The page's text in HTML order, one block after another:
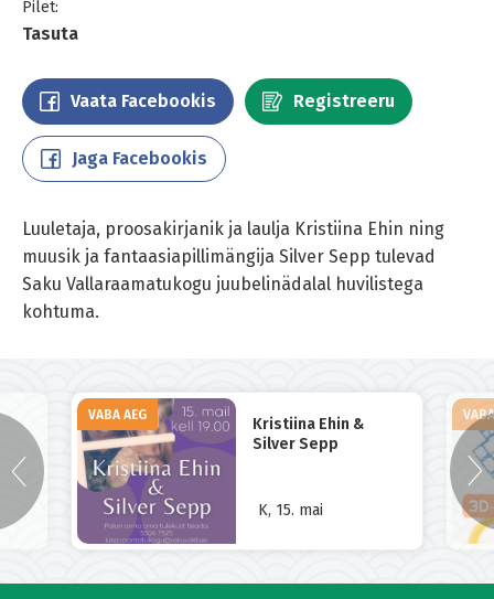
Pilet:
Tasuta
Vaata Facebookis Registreeru
Jaga Facebookis
Luuletaja, proosakirjanik ja laulja Kristiina Ehin ning
muusik ja fantaasiapillimängija Silver Sepp tulevad
Saku Vallaraamatukogu juubelinädalal huvilistega
kohtuma.
VABA AEG
Kristiina Ehin &
Silver Sepp
K, 15. mai